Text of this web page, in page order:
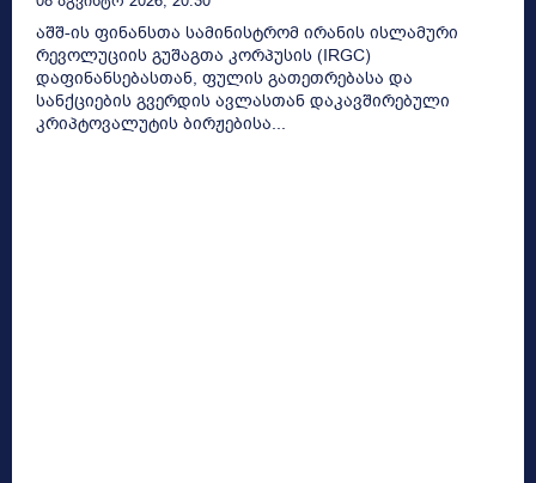
აშშ-ის ფინანსთა სამინისტრომ ირანის ისლამური
რევოლუციის გუშაგთა კორპუსის (IRGC)
დაფინანსებასთან, ფულის გათეთრებასა და
სანქციების გვერდის ავლასთან დაკავშირებული
კრიპტოვალუტის ბირჟებისა...